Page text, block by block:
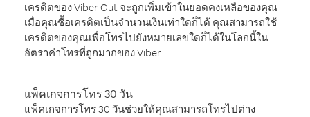
เครดิตของ Viber Out จะถูกเพิ่มเข้าในยอดคงเหลือของคุณ
เมื่อคุณซื้อเครดิตเป็นจำนวนเงินเท่าใดก็ได้ คุณสามารถใช้
เครดิตของคุณเพื่อโทรไปยังหมายเลขใดก็ได้ในโลกนี้ใน
อัตราค่าโทรที่ถูกมากของ Viber
แพ็คเกจการโทร 30 วัน
แพ็คเกจการโทร 30 วันช่วยให้คุณสามารถโทรไปต่าง